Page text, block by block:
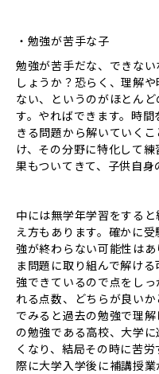
・勉強が苦手な子
勉強が苦手だな、できな
しょうか？恐らく、理解
ない、というのがほとん
す。やればできます。時
きる問題から解いていく
け、その分野に特化して
果もついてきて、子供自身
中には無学年学習をする
え方もあります。確かに
強が終わらない可能性は
ま問題に取り組んで解け
強できているので点をし
れる点数、どちらが良い
でみると過去の勉強で理
の勉強である高校、大学
くなり、結局その時に苦
際に大学入学後に補講授業